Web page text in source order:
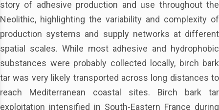
story of adhesive production and use throughout the
Neolithic, highlighting the variability and complexity of
production systems and supply networks at different
spatial scales. While most adhesive and hydrophobic
substances were probably collected locally, birch bark
tar was very likely transported across long distances to
reach Mediterranean coastal sites. Birch bark tar
exploitation intensified in South-Eastern France during